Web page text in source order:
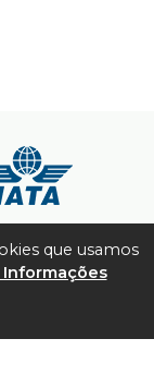
| L. V.
que usamos
Informações